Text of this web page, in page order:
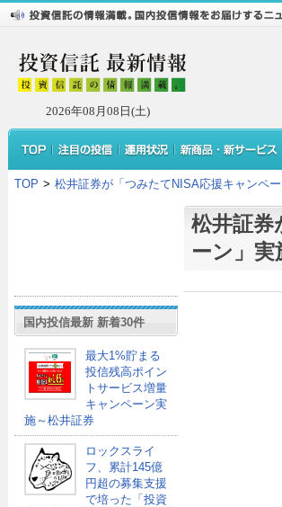
2026年08月08日(土)
TOP > 松井証券が「つみたてNISA応援キャンペ
国内投信最新 新着30件
最大1%貯まる
投信残高ポイン
トサービス増量
キャンペーン実
施～松井証券
ロックスライ
フ、累計145億
円超の募集支援
で培った「投資
松井証券
ーン」実